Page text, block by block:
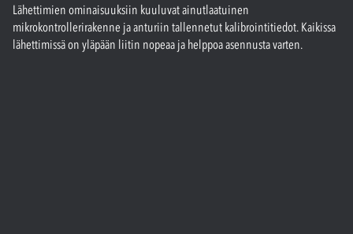
Lähettimien ominaisuuksiin kuuluvat ainutlaatuinen
mikrokontrollerirakenne ja anturiin tallennetut kalibrointitiedot. Kaikissa
lähettimissä on yläpään liitin nopeaa ja helppoa asennusta varten.